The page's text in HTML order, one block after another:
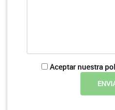
Aceptar nuestra